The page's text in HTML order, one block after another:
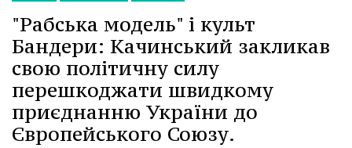
"Рабська модель" і культ
Бандери: Качинський закликав
свою політичну силу
перешкоджати швидкому
приєднанню України до
Європейського Союзу.